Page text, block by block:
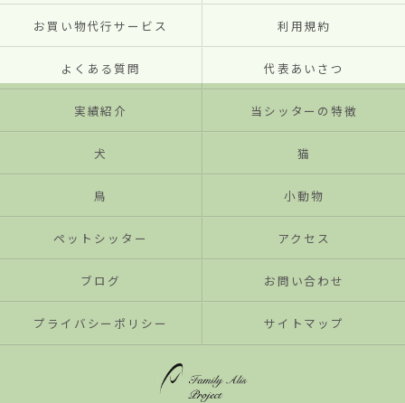
お買い物代行サービス 利用規約
よくある質問 代表あいさつ
実績紹介 当シッターの特徴
犬 猫
鳥 小動物
ペットシッター アクセス
ブログ お問い合わせ
プライバシーポリシー サイトマップ